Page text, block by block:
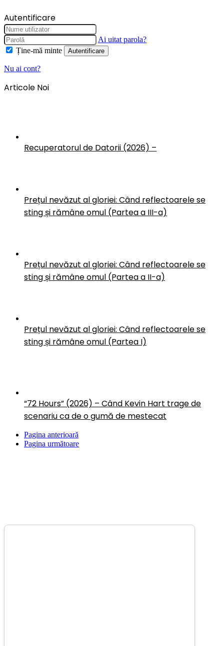
Autentificare
Ai uitat parola?
Ține-mă minte
Autentificare
Nu ai cont?
Articole Noi
Recuperatorul de Datorii (2026) –
Prețul nevăzut al gloriei: Când reflectoarele se
sting și rămâne omul (Partea a III-a)
Prețul nevăzut al gloriei: Când reflectoarele se
sting și rămâne omul (Partea a II-a)
Prețul nevăzut al gloriei: Când reflectoarele se
sting și rămâne omul (Partea I)
“72 Hours” (2026) – Când Kevin Hart trage de
scenariu ca de o gumă de mestecat
Pagina anterioară
Pagina următoare